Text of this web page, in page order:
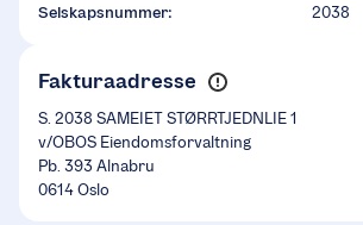
Selskapsnummer: 2038
Fakturaadresse
S. 2038 SAMEIET STØRRTJEDNLIE 1
v/OBOS Eiendomsforvaltning
Pb. 393 Alnabru
0614 Oslo